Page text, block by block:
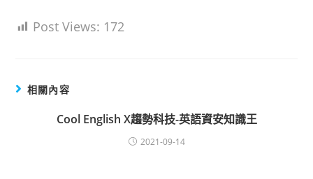
Post Views: 172
相關內容
Cool English X趨勢科技-英語資安知識王
2021-09-14